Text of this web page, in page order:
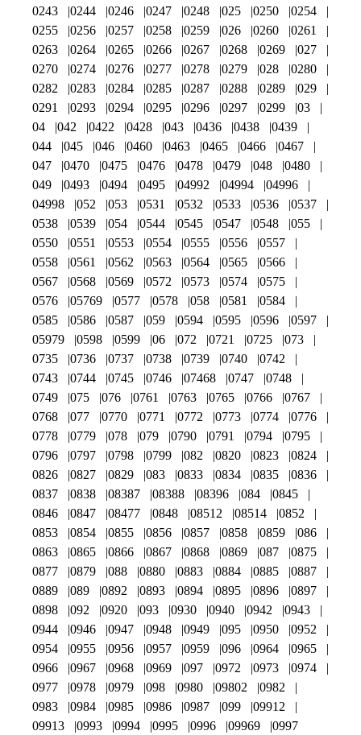
0243 0244 0246 0247 0248 025 0250
0254
0255
0256 0257 0258 0259 026 0260
0261
0263
0264 0265 0266 0267 0268 0269
027
0270
0274 0276 0277 0278 0279 028
0280
0282
0283 0284 0285 0287 0288 0289
029
0291
0293 0294 0295 0296 0297 0299
03
04
042 0422 0428 043 0436 0438
0439
044
045 046 0460 0463 0465 0466
0467
047
0470 0475 0476 0478 0479 048
0480
049
0493 0494 0495 04992 04994
04996
04998
052 053 0531 0532 0533 0536
0537
0538
0539 054 0544 0545 0547 0548
055
0550
0551 0553 0554 0555 0556
0557
0558
0561 0562 0563 0564 0565
0566
0567
0568 0569 0572 0573 0574
0575
0576
05769 0577 0578 058 0581
0584
0585
0586 0587 059 0594 0595 0596
0597
05979
0598 0599 06 072 0721 0725
073
0735
0736 0737 0738 0739 0740
0742
0743
0744 0745 0746 07468 0747
0748
0749
075 076 0761 0763 0765 0766
0767
0768
077 0770 0771 0772 0773 0774
0776
0778
0779 078 079 0790 0791 0794
0795
0796
0797 0798 0799 082 0820 0823
0824
0826
0827 0829 083 0833 0834 0835
0836
0837
0838 08387 08388 08396 084
0845
0846
0847 08477 0848 08512 08514
0852
0853
0854 0855 0856 0857 0858 0859
086
0863
0865 0866 0867 0868 0869 087
0875
0877
0879 088 0880 0883 0884 0885
0887
0889
089 0892 0893 0894 0895 0896
0897
0898
092 0920 093 0930 0940 0942
0943
0944
0946 0947 0948 0949 095 0950
0952
0954
0955 0956 0957 0959 096 0964
0965
0966
0967 0968 0969 097 0972 0973
0974
0977
0978 0979 098 0980 09802
0982
0983
0984 0985 0986 0987 099
09912
09913
0993 0994 0995 0996 09969 0997